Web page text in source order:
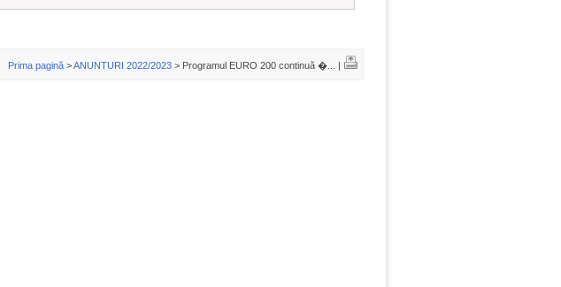
Prima pagină >ANUNTURI 2022/2023 > Programul EURO 200 continuă �... |